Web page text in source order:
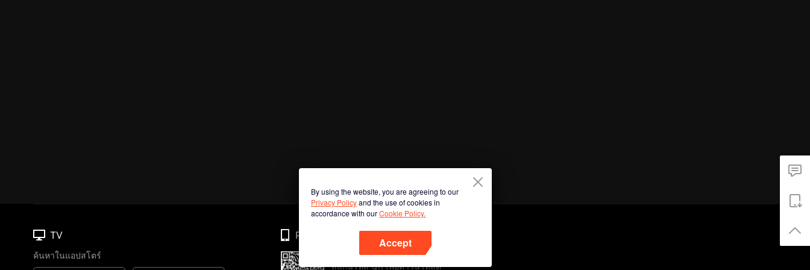
By using the website, you are agreeing to our
Privacy Policyand the use of cookies in
accordance with ourCookie Policy.
Accept
TV
ค้นหาในแอปสโตร์
Phone
สแกนรหัส QR เพื่อดาวน์โหลด